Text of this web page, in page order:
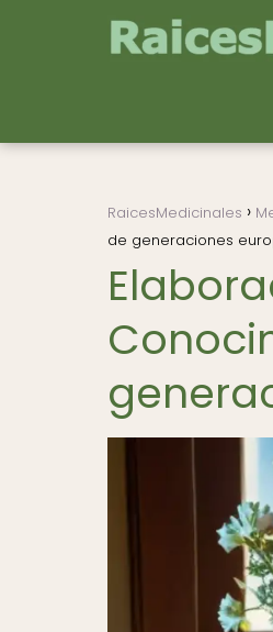
RaicesMedicinales
de generaciones